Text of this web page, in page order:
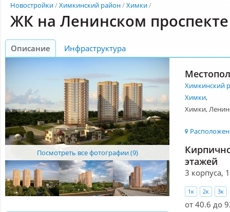
Новостройки Химкинский район Химки
ЖК на Ленинском
Описание Инфраструктура
Посмотреть все фотографии (9)
Химкинский
Химки,
Химки,
этажей
3 корпуса,
1к 2к 3к
от 40.6 до